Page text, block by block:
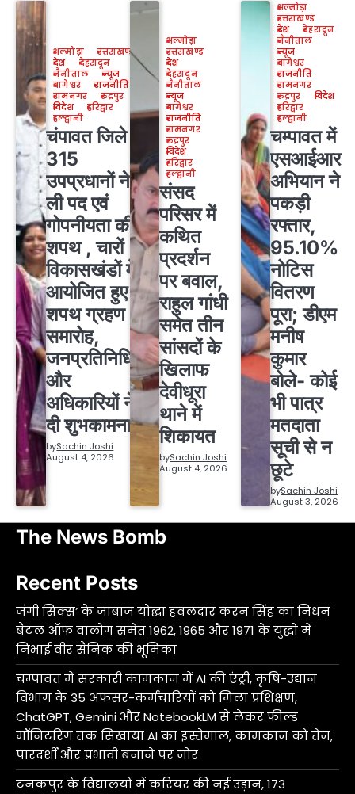
अल्मोड़ा
उत्तराखण्ड
देश
देहरादून
नैनीताल
न्यूज
बागेश्वर
राजनीति
रामनगर
रुद्रपुर
विदेश
हरिद्वार
हल्द्वानी
चंपावत जिले के
315
उपप्रधानों ने
ली पद एवं
गोपनीयता की
शपथ , चारों
विकासखंडों में
आयोजित हुए
शपथ ग्रहण
समारोह,
जनप्रतिनिधियों
और
अधिकारियों ने
दी शुभकामनाएं
bySachin Joshi
August 4, 2026
अल्मोड़ा
उत्तराखण्ड
देश
देहरादून
नैनीताल
न्यूज
बागेश्वर
राजनीति
रामनगर
रुद्रपुर
विदेश
हरिद्वार
हल्द्वानी
संसद
परिसर में
कथित
प्रदर्शन
पर बवाल,
राहुल गांधी
समेत तीन
सांसदों के
खिलाफ
देवीधूरा
थाने में
शिकायत
bySachin Joshi
August 4, 2026
अल्मोड़ा
उत्तराखण्ड
देश
देहरादून
नैनीताल
न्यूज
बागेश्वर
राजनीति
रामनगर
रुद्रपुर
विदेश
हरिद्वार
हल्द्वानी
चम्पावत में
एसआईआर
अभियान ने
पकड़ी
रफ्तार,
95.10%
नोटिस
वितरण
पूरा; डीएम
मनीष
कुमार
बोले- कोई
भी पात्र
मतदाता
सूची से न
छूटे
bySachin Joshi
August 3, 2026
The News Bomb
Recent Posts
जंगी सिक्स’ के जांबाज योद्धा हवलदार करन सिंह का निधन
बैटल ऑफ वालोंग समेत 1962, 1965 और 1971 के युद्धों में
निभाई वीर सैनिक की भूमिका
चम्पावत में सरकारी कामकाज में AI की एंट्री, कृषि-उद्यान
विभाग के 35 अफसर-कर्मचारियों को मिला प्रशिक्षण,
ChatGPT, Gemini और NotebookLM से लेकर फील्ड
मॉनिटरिंग तक सिखाया AI का इस्तेमाल, कामकाज को तेज,
पारदर्शी और प्रभावी बनाने पर जोर
टनकपुर के विद्यालयों में करियर की नई उड़ान, 173